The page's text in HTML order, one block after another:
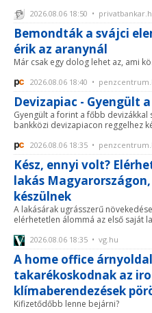
2026.08.06 18:50 •
Bemondták a svájci
érik az aranynál
Már csak egy dolog lehet az, ami
2026.08.06 18:40 •
Devizapiac - Gyengült
Gyengült a forint a főbb
bankközi devizapiacon reggelhez
2026.08.06 18:35 •
Kész, ennyi volt?
lakás
készülnek
A lakásárak ugrásszerű
elérhetetlen álommá az első saját
2026.08.06 18:35 • vg.hu
A home office
takarékoskodnak az
klímaberendezések
Kifizetődőbb lenne bejárni?